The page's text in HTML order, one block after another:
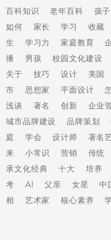
百科知识 老年百科 孩子
如何
家长 学习 收藏
生
学习力 家庭教育
播
男孩 校园文化建设
关于
技巧 设计 美国
市
思想家 平面设计
浅谈
著名 创新 企业
城市品牌建设
品牌策划
庭
学会 设计师 著名
来
小常识 营销 传统
承文化经典
十大 培养
考
AI 父亲 女星 中
相
艺术家 核心素养